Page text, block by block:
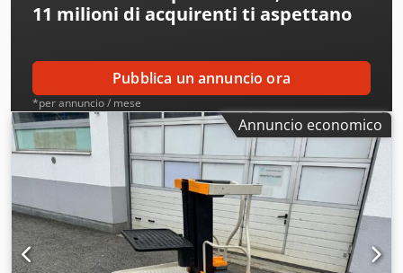
11 milioni di acquirenti ti aspettano
Pubblica un annuncio ora
*per annuncio / mese
Annuncio economico